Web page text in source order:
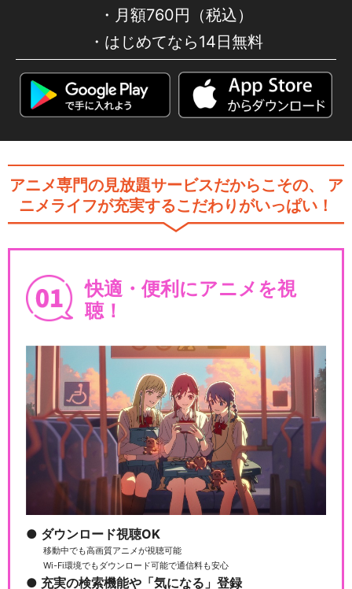
月額760円（税込）
はじめてなら14日無料
アニメ専門の見放題サービスだからこその、
ア
ニメライフが充実するこだわりがいっぱい！
快適・便利にアニメを視
聴！
ダウンロード視聴OK
移動中でも高画質アニメが視聴可能
Wi-Fi環境でもダウンロード可能で通信料も安心
充実の検索機能や「気になる」登録